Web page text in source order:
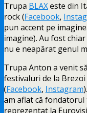
Trupa BLAXeste din
rock (Facebook,
pun accent pe
imagine). Au fost
nu e neapărat genul
Trupa Anton a venit
festivaluri de la
(Facebook, Instagram
am aflat că
reprezentat la